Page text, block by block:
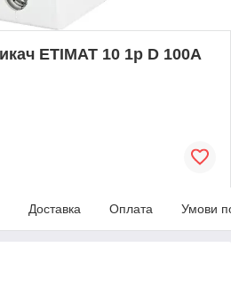
ETIMAT 10 1p D 100А
Доставка Оплата Умови